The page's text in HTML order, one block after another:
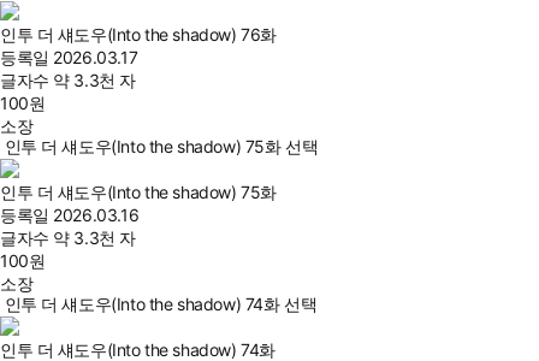
인투 더 섀도우(Into the shadow) 76화
등록일 2026.03.17
글자수 약 3.3천 자
100원
소장
인투 더 섀도우(Into the shadow) 75화 선택
인투 더 섀도우(Into the shadow) 75화
등록일 2026.03.16
글자수 약 3.3천 자
100원
소장
인투 더 섀도우(Into the shadow) 74화 선택
인투 더 섀도우(Into the shadow) 74화